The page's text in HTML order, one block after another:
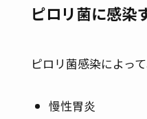
ピロリ菌に感染
ピロリ菌感染によっ
慢性胃炎